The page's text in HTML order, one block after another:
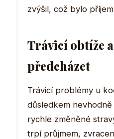
zvýšil, což bylo
Trávicí obtíže
předcházet
Trávicí problémy u
důsledkem
rychle změněné
trpí průjmem,